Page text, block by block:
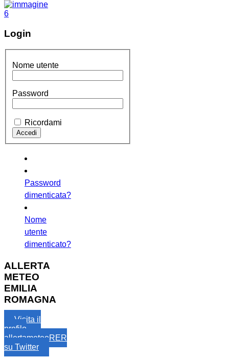
Login
Nome utente
Password
Ricordami
Password
dimenticata?
Nome
utente
dimenticato?
ALLERTA
METEO
EMILIA
ROMAGNA
Visita il
profilo
allertameteoRER
su Twitter